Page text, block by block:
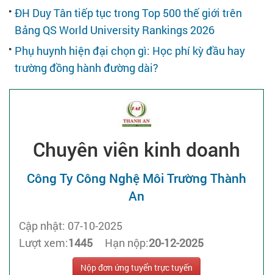
Nhà tuyển dụng
ĐH Duy Tân tiếp tục trong Top 500 thế giới trên
Bảng QS World University Rankings 2026
Phụ huynh hiện đại chọn gì: Học phí kỳ đầu hay
trường đồng hành đường dài?
Chuyên viên kinh doanh
Công Ty Công Nghệ Môi Trường Thành
An
Cập nhật: 07-10-2025
Lượt xem:1445 Hạn nộp:20-12-2025
Nộp đơn ứng tuyển trực tuyến